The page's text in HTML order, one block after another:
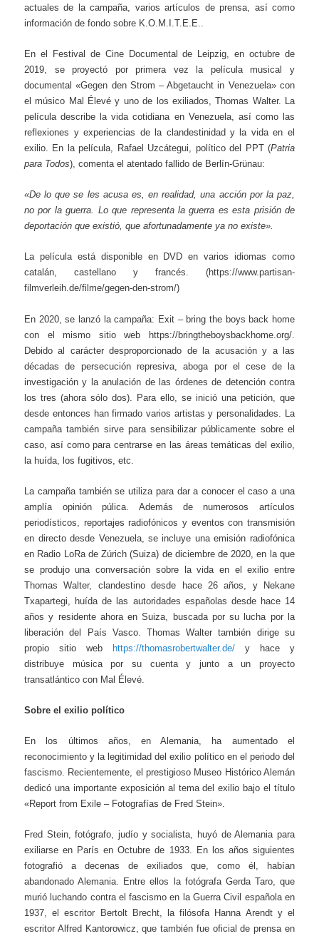
actuales de la campaña, varios artículos de prensa, así como
información de fondo sobre K.O.M.I.T.E.E..
En el Festival de Cine Documental de Leipzig, en octubre de
2019, se proyectó por primera vez la película musical y
documental «Gegen den Strom – Abgetaucht in Venezuela» con
el músico Mal Élevé y uno de los exiliados, Thomas Walter. La
película describe la vida cotidiana en Venezuela, así como las
reflexiones y experiencias de la clandestinidad y la vida en el
exilio. En la película, Rafael Uzcátegui, político del PPT (Patria
para Todos), comenta el atentado fallido de Berlín-Grünau:
«De lo que se les acusa es, en realidad, una acción por la paz,
no por la guerra. Lo que representa la guerra es esta prisión de
deportación que existió, que afortunadamente ya no existe».
La película está disponible en DVD en varios idiomas como
catalán, castellano y francés. (https://www.partisan-
filmverleih.de/filme/gegen-den-strom/)
En 2020, se lanzó la campaña: Exit – bring the boys back home
con el mismo sitio web https://bringtheboysbackhome.org/.
Debido al carácter desproporcionado de la acusación y a las
décadas de persecución represiva, aboga por el cese de la
investigación y la anulación de las órdenes de detención contra
los tres (ahora sólo dos). Para ello, se inició una petición, que
desde entonces han firmado varios artistas y personalidades. La
campaña también sirve para sensibilizar públicamente sobre el
caso, así como para centrarse en las áreas temáticas del exilio,
la huída, los fugitivos, etc.
La campaña también se utiliza para dar a conocer el caso a una
amplía opinión púlica. Además de numerosos artículos
periodísticos, reportajes radiofónicos y eventos con transmisión
en directo desde Venezuela, se incluye una emisión radiofónica
en Radio LoRa de Zúrich (Suiza) de diciembre de 2020, en la que
se produjo una conversación sobre la vida en el exilio entre
Thomas Walter, clandestino desde hace 26 años, y Nekane
Txapartegi, huída de las autoridades españolas desde hace 14
años y residente ahora en Suiza, buscada por su lucha por la
liberación del País Vasco. Thomas Walter también dirige su
propio sitio web https://thomasrobertwalter.de/ y hace y
distribuye música por su cuenta y junto a un proyecto
transatlántico con Mal Élevé.
Sobre el exilio político
En los últimos años, en Alemania, ha aumentado el
reconocimiento y la legitimidad del exilio político en el periodo del
fascismo. Recientemente, el prestigioso Museo Histórico Alemán
dedicó una importante exposición al tema del exilio bajo el título
«Report from Exile – Fotografías de Fred Stein».
Fred Stein, fotógrafo, judío y socialista, huyó de Alemania para
exiliarse en París en Octubre de 1933. En los años siguientes
fotografió a decenas de exiliados que, como él, habían
abandonado Alemania. Entre ellos la fotógrafa Gerda Taro, que
murió luchando contra el fascismo en la Guerra Civil española en
1937, el escritor Bertolt Brecht, la filósofa Hanna Arendt y el
escritor Alfred Kantorowicz, que también fue oficial de prensa en